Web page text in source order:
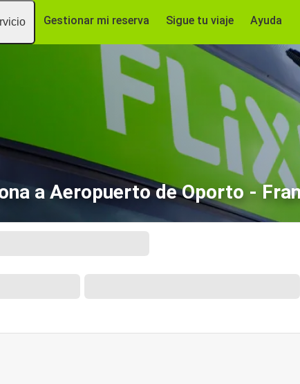
Gestionar mi reserva Sigue tu viaje Ayuda
a Aeropuerto de Oporto -